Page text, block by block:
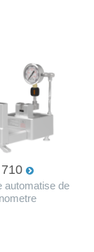
automatise de